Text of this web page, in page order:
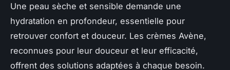
Une peau sèche et sensible demande une
hydratation en profondeur, essentielle pour
retrouver confort et douceur. Les crèmes Avène,
reconnues pour leur douceur et leur efficacité,
offrent des solutions adaptées à chaque besoin.